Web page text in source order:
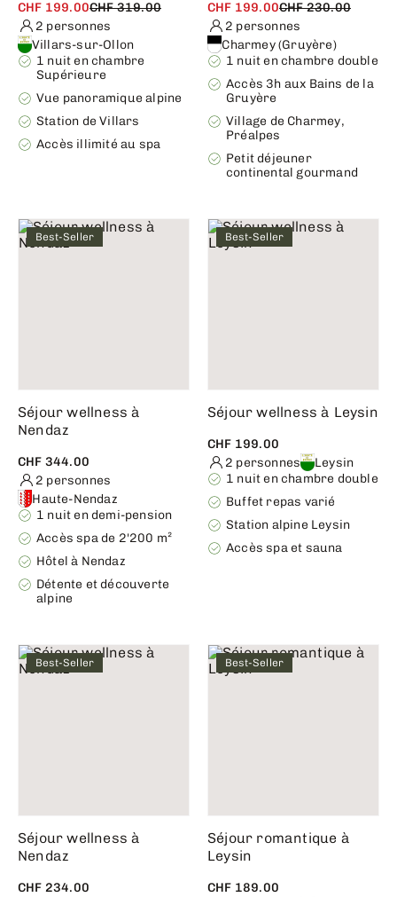
CHF 199.00CHF 319.00
2 personnes
Villars-sur-Ollon
1 nuit en chambre
Supérieure
Vue panoramique alpine
Station de Villars
Accès illimité au spa
CHF 199.00CHF 230.00
2 personnes
Charmey (Gruyère)
1 nuit en chambre double
Accès 3h aux Bains de la
Gruyère
Village de Charmey,
Préalpes
Petit déjeuner
continental gourmand
Best-Seller
Séjour wellness à
Nendaz
CHF 344.00
2 personnes
Haute-Nendaz
1 nuit en demi-pension
Accès spa de 2'200 m²
Hôtel à Nendaz
Détente et découverte
alpine
Best-Seller
Séjour wellness à Leysin
CHF 199.00
2 personnes
Leysin
1 nuit en chambre double
Buffet repas varié
Station alpine Leysin
Accès spa et sauna
Best-Seller
Séjour wellness à
Nendaz
CHF 234.00
Best-Seller
Séjour romantique à
Leysin
CHF 189.00